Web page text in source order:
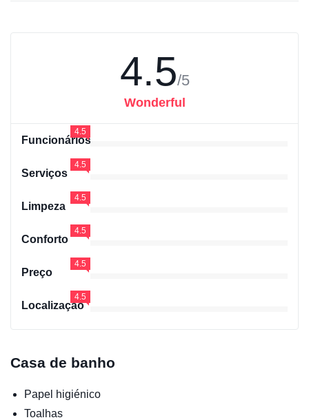
4.5/5
Wonderful
Funcionários
4.5
Serviços
4.5
Limpeza
4.5
Conforto
4.5
Preço
4.5
Localização
4.5
Casa de banho
Papel higiénico
Toalhas